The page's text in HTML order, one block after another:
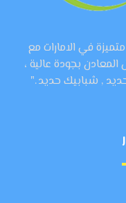
في الامارات مع
بجودة عالية ،
, شبابيك حديد ."